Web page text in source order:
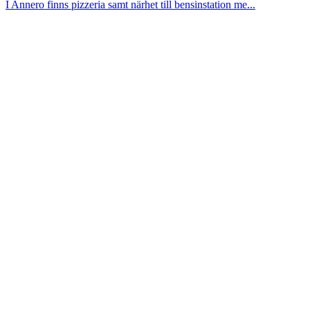
I Annero finns pizzeria samt närhet till bensinstation me...